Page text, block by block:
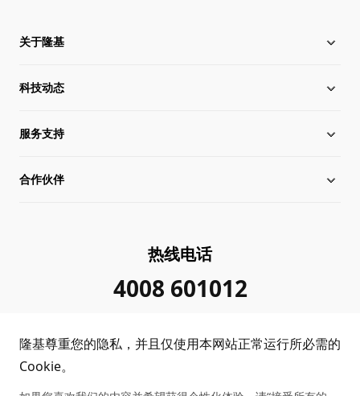
关于隆基
关于隆基
全球化布局
管理层信息
投诉举报
科技动态
硅片价格
行业动态
服务支持
下载中心
客户问题反馈
合作伙伴
协同创新合作
热线电话
4008 601012
隆基尊重您的隐私，并且仅使用本网站正常运行所必需的
Cookie。